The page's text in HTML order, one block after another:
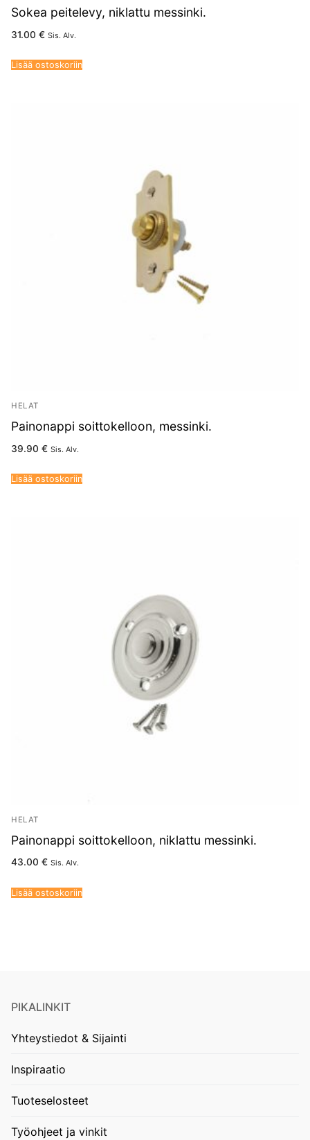
Sokea peitelevy, niklattu messinki.
31.00 € Sis. Alv.
Lisää ostoskoriin
HELAT
Painonappi soittokelloon, messinki.
39.90 € Sis. Alv.
Lisää ostoskoriin
HELAT
Painonappi soittokelloon, niklattu messinki.
43.00 € Sis. Alv.
Lisää ostoskoriin
PIKALINKIT
Yhteystiedot & Sijainti
Inspiraatio
Tuoteselosteet
Työohjeet ja vinkit